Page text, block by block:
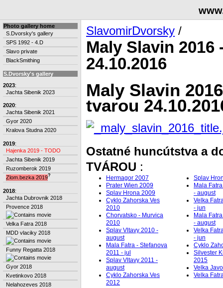
Photo gallery home
S.Dvorsky's gallery
SPS 1992 - 4.D
Slavo private
BlackSmithing
S.Dvorsky's gallery
2023:
Jachta Sibenik 2023
2020:
Jachta Sibenik 2021
Gyor 2020
Kralova Studna 2020
2019:
Hajenka 2019 - TODO
Jachta Sibenik 2019
Ruzomberok 2019
Zlom.bezka 2019?
2018:
Jachta Dubrovnik 2018
Provence 2018
Velka Fatra 2018
MDD vlaciky 2018
Funny Regatta 2018
Gyor 2018
Kvetinkovo 2018
Nelahozeves 2018
SlavomirDvorsky /
Maly Slavin
24.10.2016
Maly Slavin
tvarou
Ostatné huncútstva a
TVÁROU :
Hermagor 2007
Prater Wien 2009
Splav Hrona 2009
Cyklo Zahorska Ves
2010
Chorvatsko - Murvica
2010
Splav Vltavy 2010 -
august
Mala Fatra - Stefanova
2011 - jul
Splav Vltavy 2011 -
august
Cyklo Zahorska Ves
2012
Splav
Mala
- august
Velka
- jun
Mala
- august
Velka
- jun
Cyklo
Silvester
2015
Velka
Velka